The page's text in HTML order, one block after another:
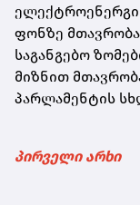
ფონზე
საგანგებო
მიზნით
პარლამენტის
პირველი არხი